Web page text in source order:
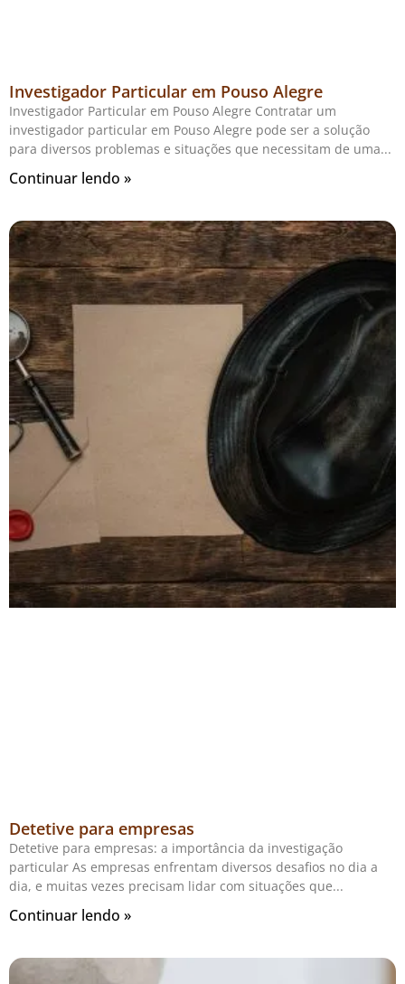
Investigador Particular em Pouso Alegre
Investigador Particular em Pouso Alegre Contratar um
investigador particular em Pouso Alegre pode ser a solução
para diversos problemas e situações que necessitam de uma
Continuar lendo »
Detetive para empresas
Detetive para empresas: a importância da investigação
particular As empresas enfrentam diversos desafios no dia a
dia, e muitas vezes precisam lidar com situações que
Continuar lendo »